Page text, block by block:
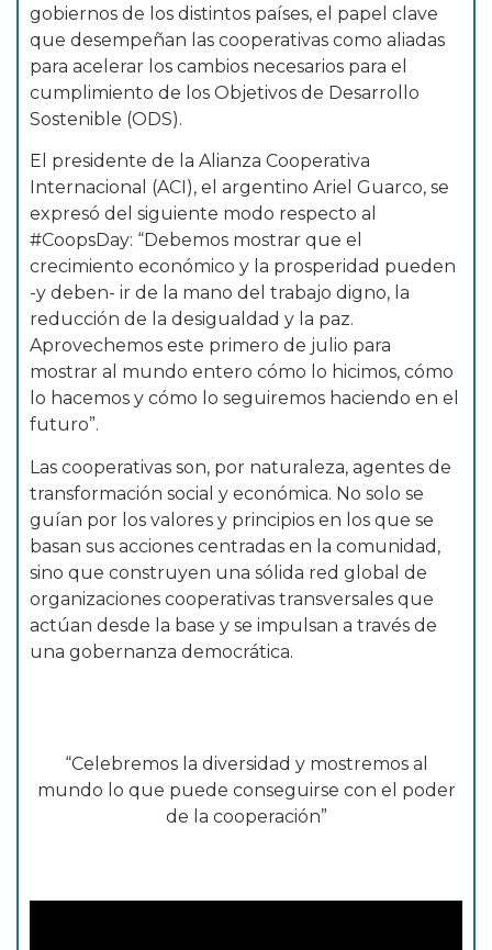
gobiernos de los distintos países, el papel clave
que desempeñan las cooperativas como aliadas
para acelerar los cambios necesarios para el
cumplimiento de los Objetivos de Desarrollo
Sostenible (ODS).
El presidente de la Alianza Cooperativa
Internacional (ACI), el argentino Ariel Guarco, se
expresó del siguiente modo respecto al
#CoopsDay: “Debemos mostrar que el
crecimiento económico y la prosperidad pueden
-y deben- ir de la mano del trabajo digno, la
reducción de la desigualdad y la paz.
Aprovechemos este primero de julio para
mostrar al mundo entero cómo lo hicimos, cómo
lo hacemos y cómo lo seguiremos haciendo en el
futuro”.
Las cooperativas son, por naturaleza, agentes de
transformación social y económica. No solo se
guían por los valores y principios en los que se
basan sus acciones centradas en la comunidad,
sino que construyen una sólida red global de
organizaciones cooperativas transversales que
actúan desde la base y se impulsan a través de
una gobernanza democrática.
“Celebremos la diversidad y mostremos al
mundo lo que puede conseguirse con el poder
de la cooperación”